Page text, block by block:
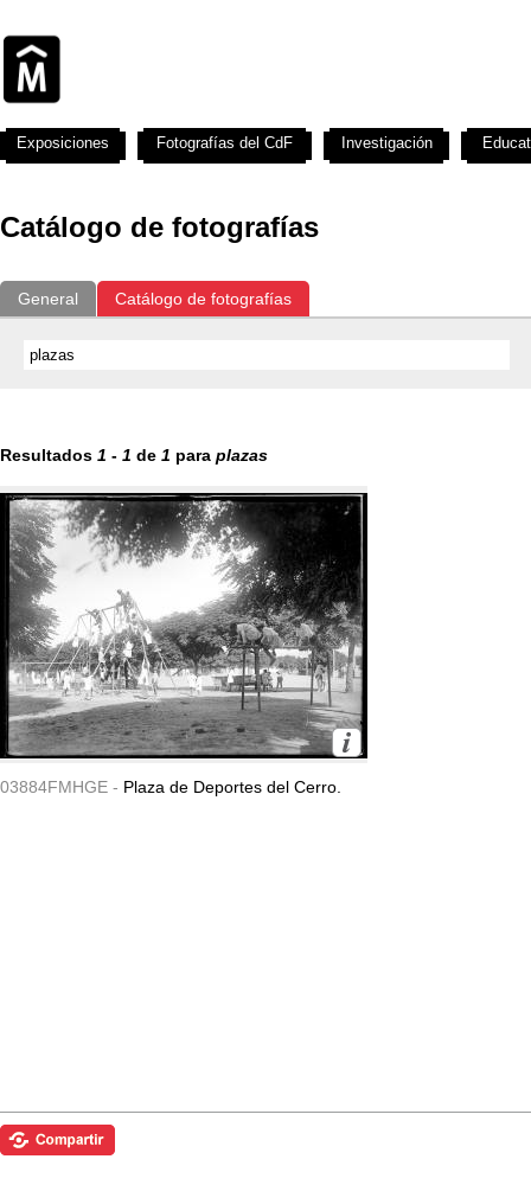
Catálogo de fotografías
General Catálogo de fotografías
Resultados 1 - 1 de 1 para plazas
03884FMHGE - Plaza de Deportes del Cerro.
Exposiciones Fotografías del CdF Investigación